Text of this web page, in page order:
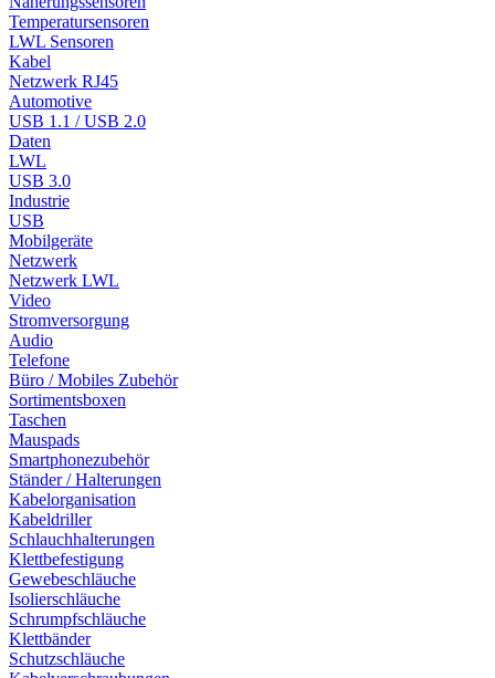
Temperatursensoren
LWL Sensoren
Kabel
Netzwerk RJ45
Automotive
USB 1.1 / USB 2.0
Daten
LWL
USB 3.0
Industrie
USB
Mobilgeräte
Netzwerk
Netzwerk LWL
Video
Stromversorgung
Audio
Telefone
Büro / Mobiles Zubehör
Sortimentsboxen
Taschen
Mauspads
Smartphonezubehör
Ständer / Halterungen
Kabelorganisation
Kabeldriller
Schlauchhalterungen
Klettbefestigung
Gewebeschläuche
Isolierschläuche
Schrumpfschläuche
Klettbänder
Schutzschläuche